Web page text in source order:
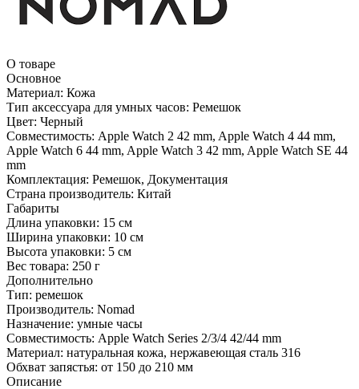
О товаре
Основное
Материал: Кожа
Тип аксессуара для умных часов: Ремешок
Цвет: Черный
Совместимость: Apple Watch 2 42 mm, Apple Watch 4 44 mm,
Apple Watch 6 44 mm, Apple Watch 3 42 mm, Apple Watch SE 44
mm
Комплектация: Ремешок, Документация
Страна производитель: Китай
Габариты
Длина упаковки: 15 см
Ширина упаковки: 10 см
Высота упаковки: 5 см
Вес товара: 250 г
Дополнительно
Тип: ремешок
Производитель: Nomad
Назначение: умные часы
Совместимость: Apple Watch Series 2/3/4 42/44 mm
Материал: натуральная кожа, нержавеющая сталь 316
Обхват запястья: от 150 до 210 мм
Описание